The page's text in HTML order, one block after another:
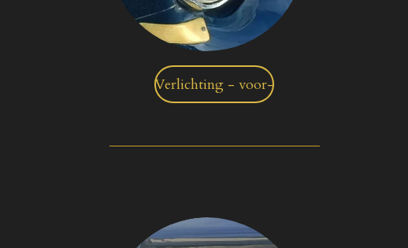
Verlichting - voor-